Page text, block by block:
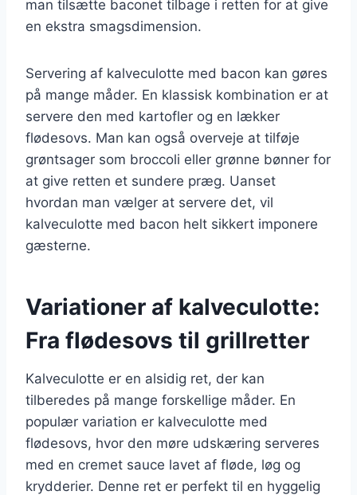
man tilsætte baconet tilbage i retten for at give
en ekstra smagsdimension.
Servering af kalveculotte med bacon kan gøres
på mange måder. En klassisk kombination er at
servere den med kartofler og en lækker
flødesovs. Man kan også overveje at tilføje
grøntsager som broccoli eller grønne bønner for
at give retten et sundere præg. Uanset
hvordan man vælger at servere det, vil
kalveculotte med bacon helt sikkert imponere
gæsterne.
Variationer af kalveculotte:
Fra flødesovs til grillretter
Kalveculotte er en alsidig ret, der kan
tilberedes på mange forskellige måder. En
populær variation er kalveculotte med
flødesovs, hvor den møre udskæring serveres
med en cremet sauce lavet af fløde, løg og
krydderier. Denne ret er perfekt til en hyggelig